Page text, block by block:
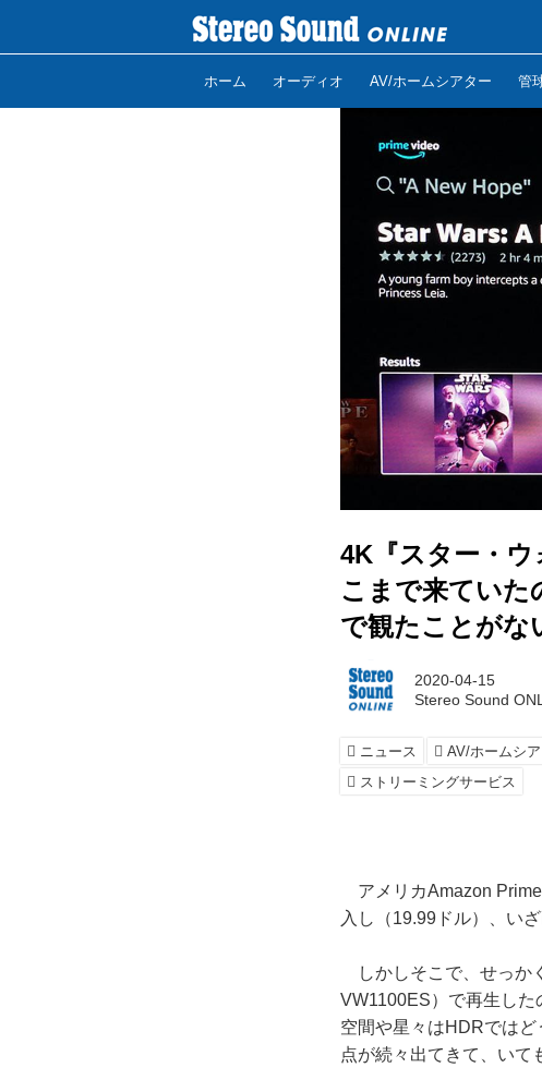
ホーム オーディオ AV/ホームシアター 管
4K『スター・ウ
こまで来ていた
で観たことがな
2020-04-15
Stereo Sound
ニュース AV/ホームシ
ストリーミングサービス
アメリカAmazon
入し（19.99ドル）、い
しかしそこで、せっか
VW1100ES）で再生し
空間や星々はHDRでは
点が続々出てきて、いて